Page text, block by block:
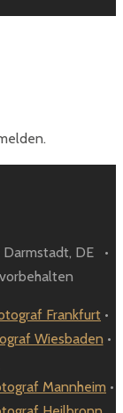
DE •
Frankfurt •
Wiesbaden •
Mannheim •